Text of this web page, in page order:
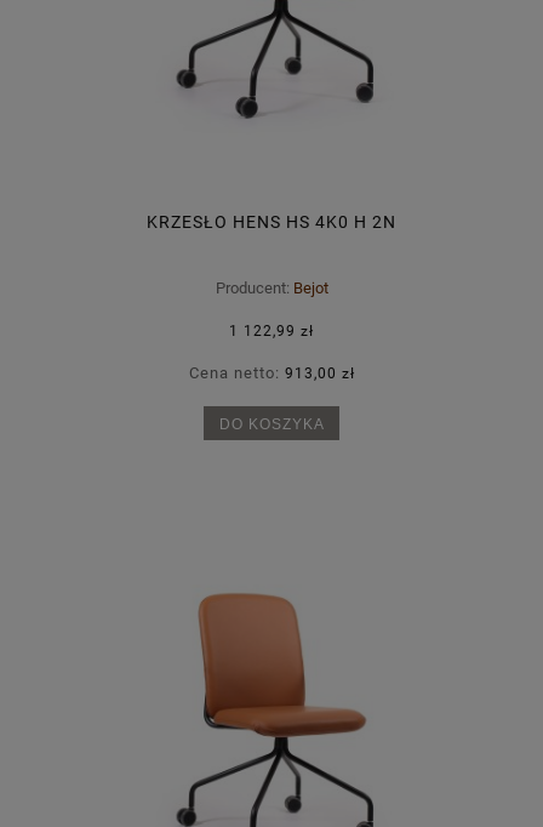
KRZESŁO HENS HS 4K0 H 2N
Producent: Bejot
1 122,99 zł
Cena netto: 913,00 zł
DO KOSZYKA